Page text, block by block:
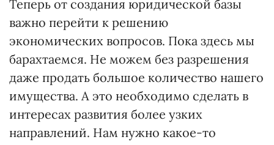
Теперь от создания юридической базы
важно перейти к решению
экономических вопросов. Пока здесь мы
барахтаемся. Не можем без разрешения
даже продать большое количество нашего
имущества. А это необходимо сделать в
интересах развития более узких
направлений. Нам нужно какое-то